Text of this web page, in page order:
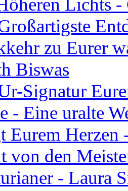
zu Eurer
Biswas
Signatur
- Eine uralte
Eurem
von den
- Laura